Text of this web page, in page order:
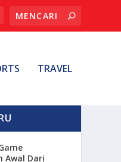
TRAVEL
Awal Dari